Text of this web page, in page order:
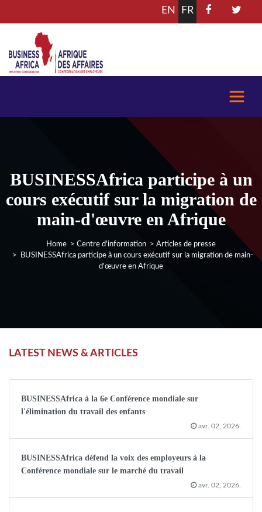
EN FR
BUSINESSAfrica participe à un
cours exécutif sur la migration de
main-d'œuvre en Afrique
Home > Centre d'information > Articles de presse
> BUSINESSAfrica participe à un cours exécutif sur la migration de main-
d'œuvre en Afrique
LATEST NEWS & ARTICLES
BUSINESSAfrica à la 6e Conférence mondiale sur
l'élimination du travail des enfants
avr. 02, 2026.
BUSINESSAfrica défend la voix des employeurs à la
Conférence mondiale sur le marché du travail
avr. 02, 2026.